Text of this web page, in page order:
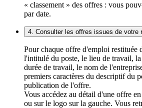
« classement » des offres : vous
par date.
4. Consulter les offres issues de votre
Pour chaque offre d'emploi restituée
l'intitulé du poste, le lieu de travail,
durée de travail, le nom de
premiers caractères du descriptif du
publication de l'offre.
Vous accédez au détail d'une offre
ou sur le logo sur la gauche. Vous